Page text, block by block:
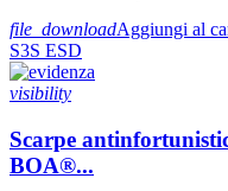
file_downloadAggiungi al
S3S ESD
visibility
Scarpe
BOA®...